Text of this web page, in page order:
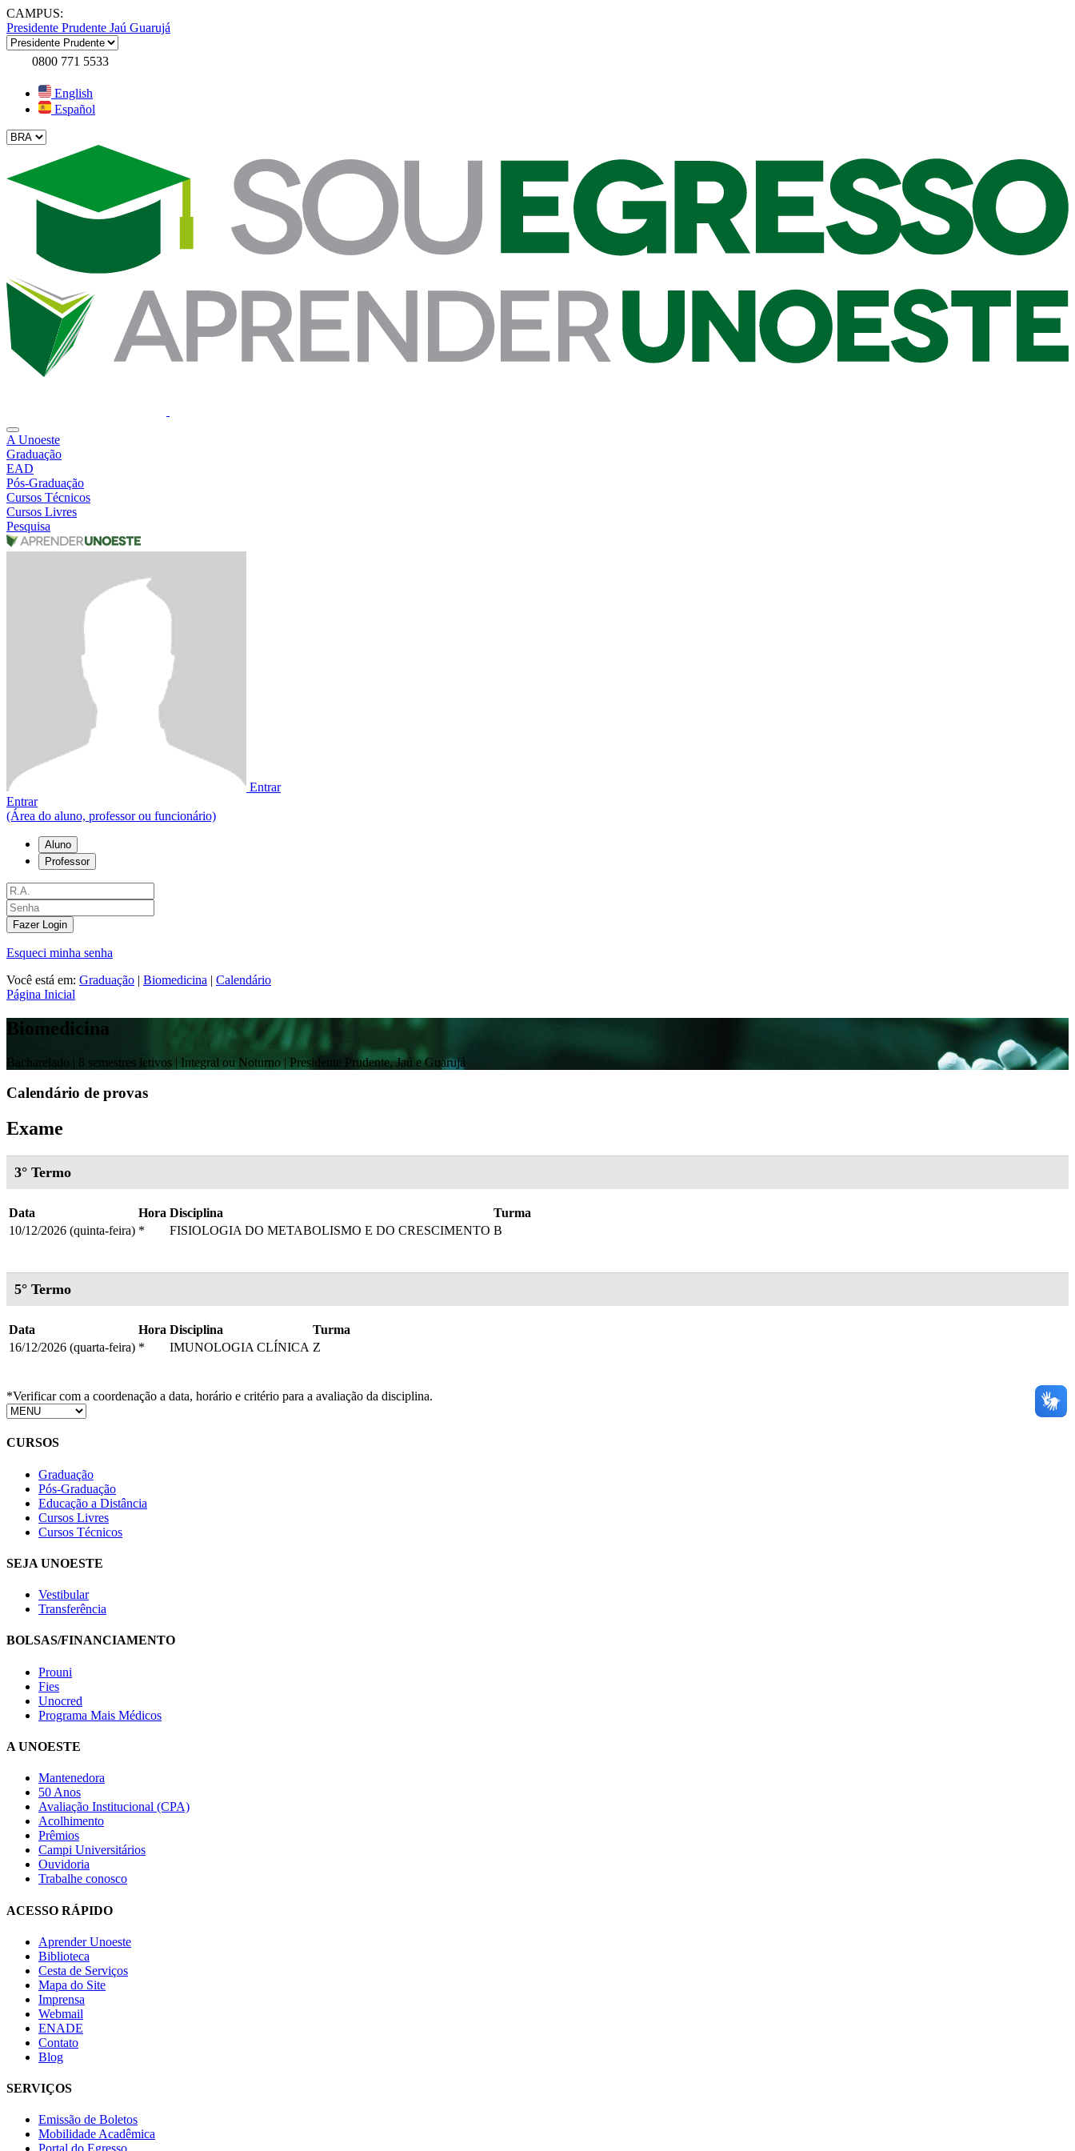
CAMPUS:
Presidente Prudente Jaú Guarujá
0800 771 5533
English
Español
A Unoeste
Graduação
EAD
Pós-Graduação
Cursos Técnicos
Cursos Livres
Pesquisa
Entrar
Entrar
(Área do aluno, professor ou funcionário)
Aluno
Professor
Fazer Login
Esqueci minha senha
Você está em: Graduação | Biomedicina | Calendário
Página Inicial
Biomedicina
Bacharelado | 8 semestres letivos | Integral ou Noturno | Presidente Prudente, Jaú e Guarujá
Calendário de provas
Exame
3° Termo
Data Hora Disciplina
Turma
10/12/2026 (quinta-feira) * FISIOLOGIA DO METABOLISMO E DO CRESCIMENTO B
5° Termo
Data Hora Disciplina
Turma
16/12/2026 (quarta-feira) * IMUNOLOGIA CLÍNICA Z
*Verificar com a coordenação a data, horário e critério para a avaliação da disciplina.
CURSOS
Graduação
Pós-Graduação
Educação a Distância
Cursos Livres
Cursos Técnicos
SEJA UNOESTE
Vestibular
Transferência
BOLSAS/FINANCIAMENTO
Prouni
Fies
Unocred
Programa Mais Médicos
A UNOESTE
Mantenedora
50 Anos
Avaliação Institucional (CPA)
Acolhimento
Prêmios
Campi Universitários
Ouvidoria
Trabalhe conosco
ACESSO RÁPIDO
Aprender Unoeste
Biblioteca
Cesta de Serviços
Mapa do Site
Imprensa
Webmail
ENADE
Contato
Blog
SERVIÇOS
Emissão de Boletos
Mobilidade Acadêmica